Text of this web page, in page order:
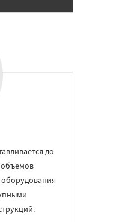
до
оборудования